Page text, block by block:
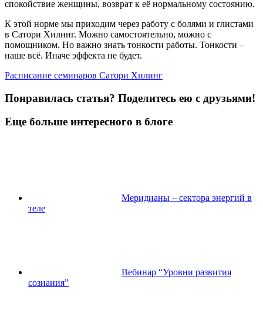
спокойствие женщины, возврат к её нормальному состоянию.
К этой норме мы приходим через работу с болями и глистами
в Сатори Хилинг. Можно самостоятельно, можно с
помощником. Но важно знать тонкости работы. Тонкости –
наше всё. Иначе эффекта не будет.
Расписание семинаров Сатори Хилинг
Понравилась статья? Поделитесь ею с друзьями!
Еще больше интересного в блоге
Меридианы – сектора энергий в
теле
Вебинар “Уровни развития
сознания”